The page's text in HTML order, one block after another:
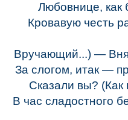
Любовнице, как
Кровавую честь
Вручающий...) —
За слогом, итак —
Сказали вы? (Как
В час сладостного